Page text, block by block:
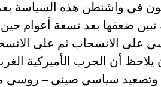
في واشنطن هذه السياسة
تبين ضعفها بعد تسعة أعوام
على الانسحاب ثم على
يلاحظ أن الحرب الأميركية
سياسي صيني – روسي